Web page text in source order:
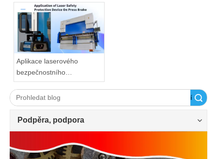
Aplikace laserového
bezpečnostního
ochranného zařízení na
ohraňovací lis
Vyhledávání
Podpěra, podpora